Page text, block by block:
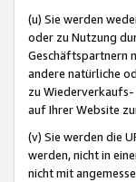
(u) Sie werden
oder zu Nutzung
Geschäftspartnern
andere natürliche
zu
auf Ihrer Website
(v) Sie werden die
werden, nicht in
nicht mit